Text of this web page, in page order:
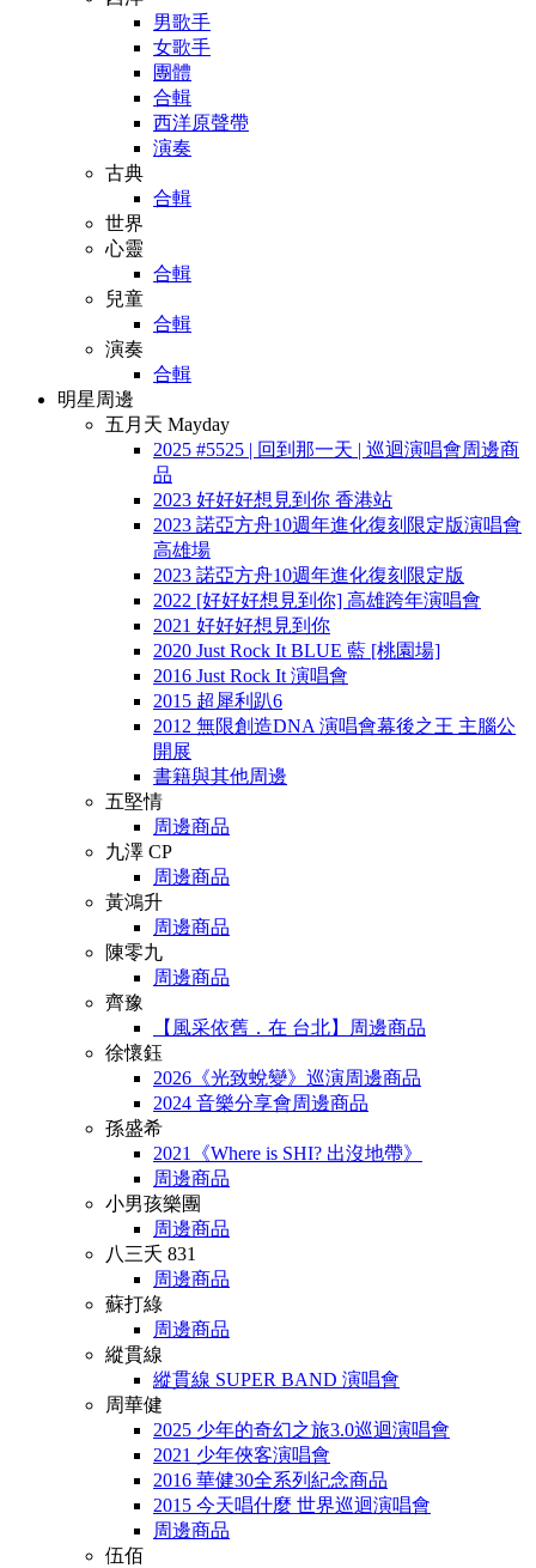
男歌手
女歌手
團體
合輯
西洋原聲帶
演奏
古典
合輯
世界
心靈
合輯
兒童
合輯
演奏
合輯
明星周邊
五月天 Mayday
2025 #5525 | 回到那一天 | 巡迴演唱會周邊商
品
2023 好好好想見到你 香港站
2023 諾亞方舟10週年進化復刻限定版演唱會
高雄場
2023 諾亞方舟10週年進化復刻限定版
2022 [好好好想見到你] 高雄跨年演唱會
2021 好好好想見到你
2020 Just Rock It BLUE 藍 [桃園場]
2016 Just Rock It 演唱會
2015 超犀利趴6
2012 無限創造DNA 演唱會幕後之王 主腦公
開展
書籍與其他周邊
五堅情
周邊商品
九澤 CP
周邊商品
黃鴻升
周邊商品
陳零九
周邊商品
齊豫
【風采依舊．在 台北】周邊商品
徐懷鈺
2026《光致蛻變》巡演周邊商品
2024 音樂分享會周邊商品
孫盛希
2021《Where is SHI? 出沒地帶》
周邊商品
小男孩樂團
周邊商品
八三夭 831
周邊商品
蘇打綠
周邊商品
縱貫線
縱貫線 SUPER BAND 演唱會
周華健
2025 少年的奇幻之旅3.0巡迴演唱會
2021 少年俠客演唱會
2016 華健30全系列紀念商品
2015 今天唱什麼 世界巡迴演唱會
周邊商品
伍佰